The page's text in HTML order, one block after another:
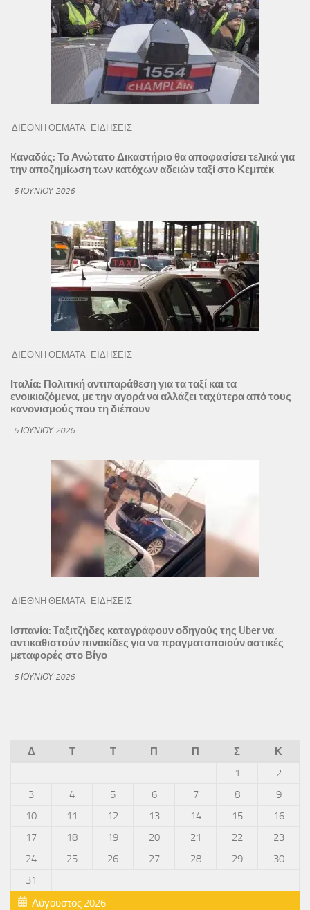
ΔΙΕΘΝΗ ΘΕΜΑΤΑ ΕΙΔΗΣΕΙΣ
Kαναδάς: Το Ανώτατο Δικαστήριο θα αποφασίσει τελικά για
την αποζημίωση των κατόχων αδειών ταξί στο Κεμπέκ
5 ΙΟΥΝΊΟΥ 2026
ΔΙΕΘΝΗ ΘΕΜΑΤΑ ΕΙΔΗΣΕΙΣ
Ιταλία: Πολιτική αντιπαράθεση για τα ταξί και τα
ενοικιαζόμενα, με την αγορά να αλλάζει ταχύτερα από τους
κανονισμούς που τη διέπουν
5 ΙΟΥΝΊΟΥ 2026
ΔΙΕΘΝΗ ΘΕΜΑΤΑ ΕΙΔΗΣΕΙΣ
Ισπανία: Tαξιτζήδες καταγράφουν οδηγούς της Uber να
αντικαθιστούν πινακίδες για να πραγματοποιούν αστικές
μεταφορές στο Βίγο
5 ΙΟΥΝΊΟΥ 2026
Αύγουστος 2026
Δ Τ Τ Π Π Σ
Κ
1
2
3
4 5 6 7 8
9
10
11 12 13 14 15
16
17
18 19 20 21 22
23
24
25 26 27 28 29
30
31